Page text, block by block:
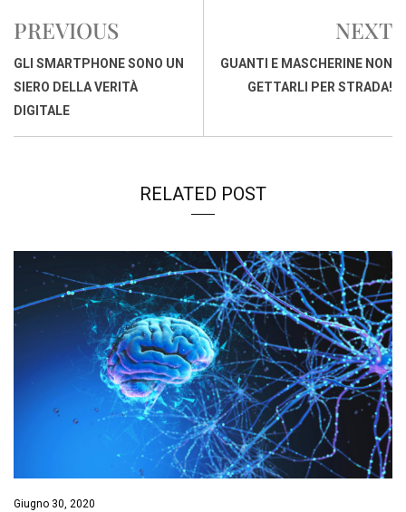
o
o
k
A
p
p
I
n
s
n
PREVIOUS
GLI SMARTPHONE SONO UN
SIERO DELLA VERITÀ
DIGITALE
NEXT
GUANTI E MASCHERINE NON
GETTARLI PER STRADA!
RELATED POST
Giugno 30, 2020